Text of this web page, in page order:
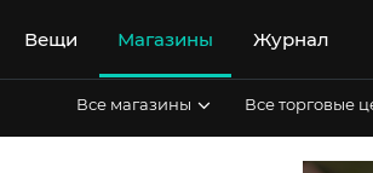
Вещи Магазины Журнал
Все магазины Все торговые